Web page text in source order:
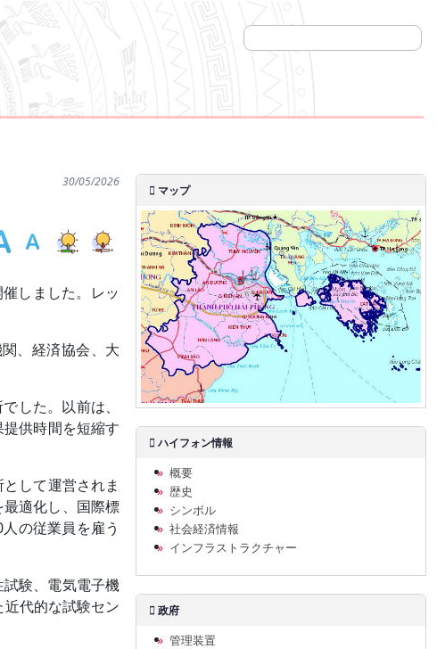
30/05/2026
しました。レッ
、経済協会、大
した。以前は、
供時間を短縮す
して運営されま
適化し、国際標
の従業員を雇う
験、電気電子機
代的な試験セン
マップ
ハイフォン情報
概要
歴史
シンボル
社会経済情報
インフラストラクチャー
政府
管理装置